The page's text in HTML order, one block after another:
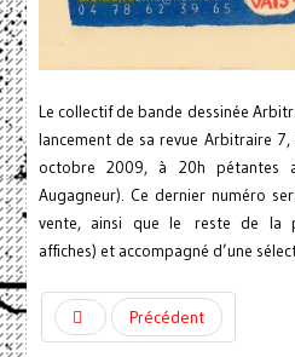
Le collectif de bande dessinée
lancement de sa revue Arbitraire
octobre 2009, à 20h pétantes
Augagneur). Ce dernier numéro
vente, ainsi que le reste de la
affiches) et accompagné d’une
Précédent